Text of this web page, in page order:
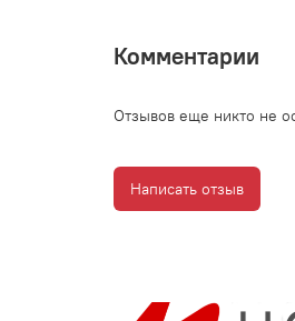
Комментарии
Отзывов еще никто не
Написать отзыв